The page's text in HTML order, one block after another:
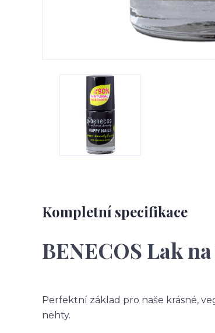
Kompletní specifikace
BENECOS Lak
Perfektní základ pro naše krásné,
nehty.